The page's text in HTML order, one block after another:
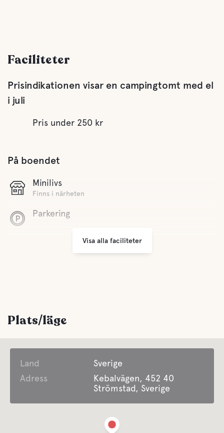
Faciliteter
Prisindikationen visar en campingtomt med el
i juli
Pris under 250 kr
På boendet
Minilivs
Finns i närheten
Parkering
Sophantering
Bekvämligheter
Gråvatten
Visa alla faciliteter
Plats/läge
Land
Sverige
Adress
Kebalvägen, 452 40
Strömstad, Sverige